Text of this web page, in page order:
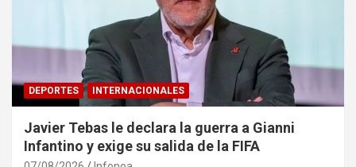
DEPORTES INTERNACIONALES
Javier Tebas le declara la guerra a Gianni
Infantino y exige su salida de la FIFA